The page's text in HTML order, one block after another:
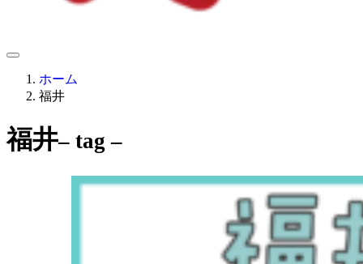
ホーム
福井
福井– tag –